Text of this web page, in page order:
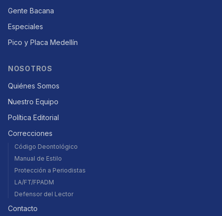
Gente Bacana
Especiales
Pico y Placa Medellín
NOSOTROS
Quiénes Somos
Nuestro Equipo
Política Editorial
Correcciones
Código Deontológico
Manual de Estilo
Protección a Periodistas
LA/FT/FPADM
Defensor del Lector
Contacto